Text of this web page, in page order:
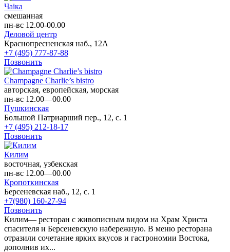
Чаiка
смешанная
пн-вс 12.00-00.00
Деловой центр
Краснопресненская наб., 12А
+7 (495) 777-87-88
Позвонить
Champagne Charlie’s bistro
авторская, европейская, морская
пн-вс 12.00—00.00
Пушкинская
Большой Патриарший пер., 12, с. 1
+7 (495) 212-18-17
Позвонить
Килим
восточная, узбекская
пн-вс 12.00—00.00
Кропоткинская
Берсеневская наб., 12, с. 1
+7(980) 160-27-94
Позвонить
Килим— ресторан с живописным видом на Храм Христа
спасителя и Берсеневскую набережную. В меню ресторана
отразили сочетание ярких вкусов и гастрономии Востока,
дополнив их...